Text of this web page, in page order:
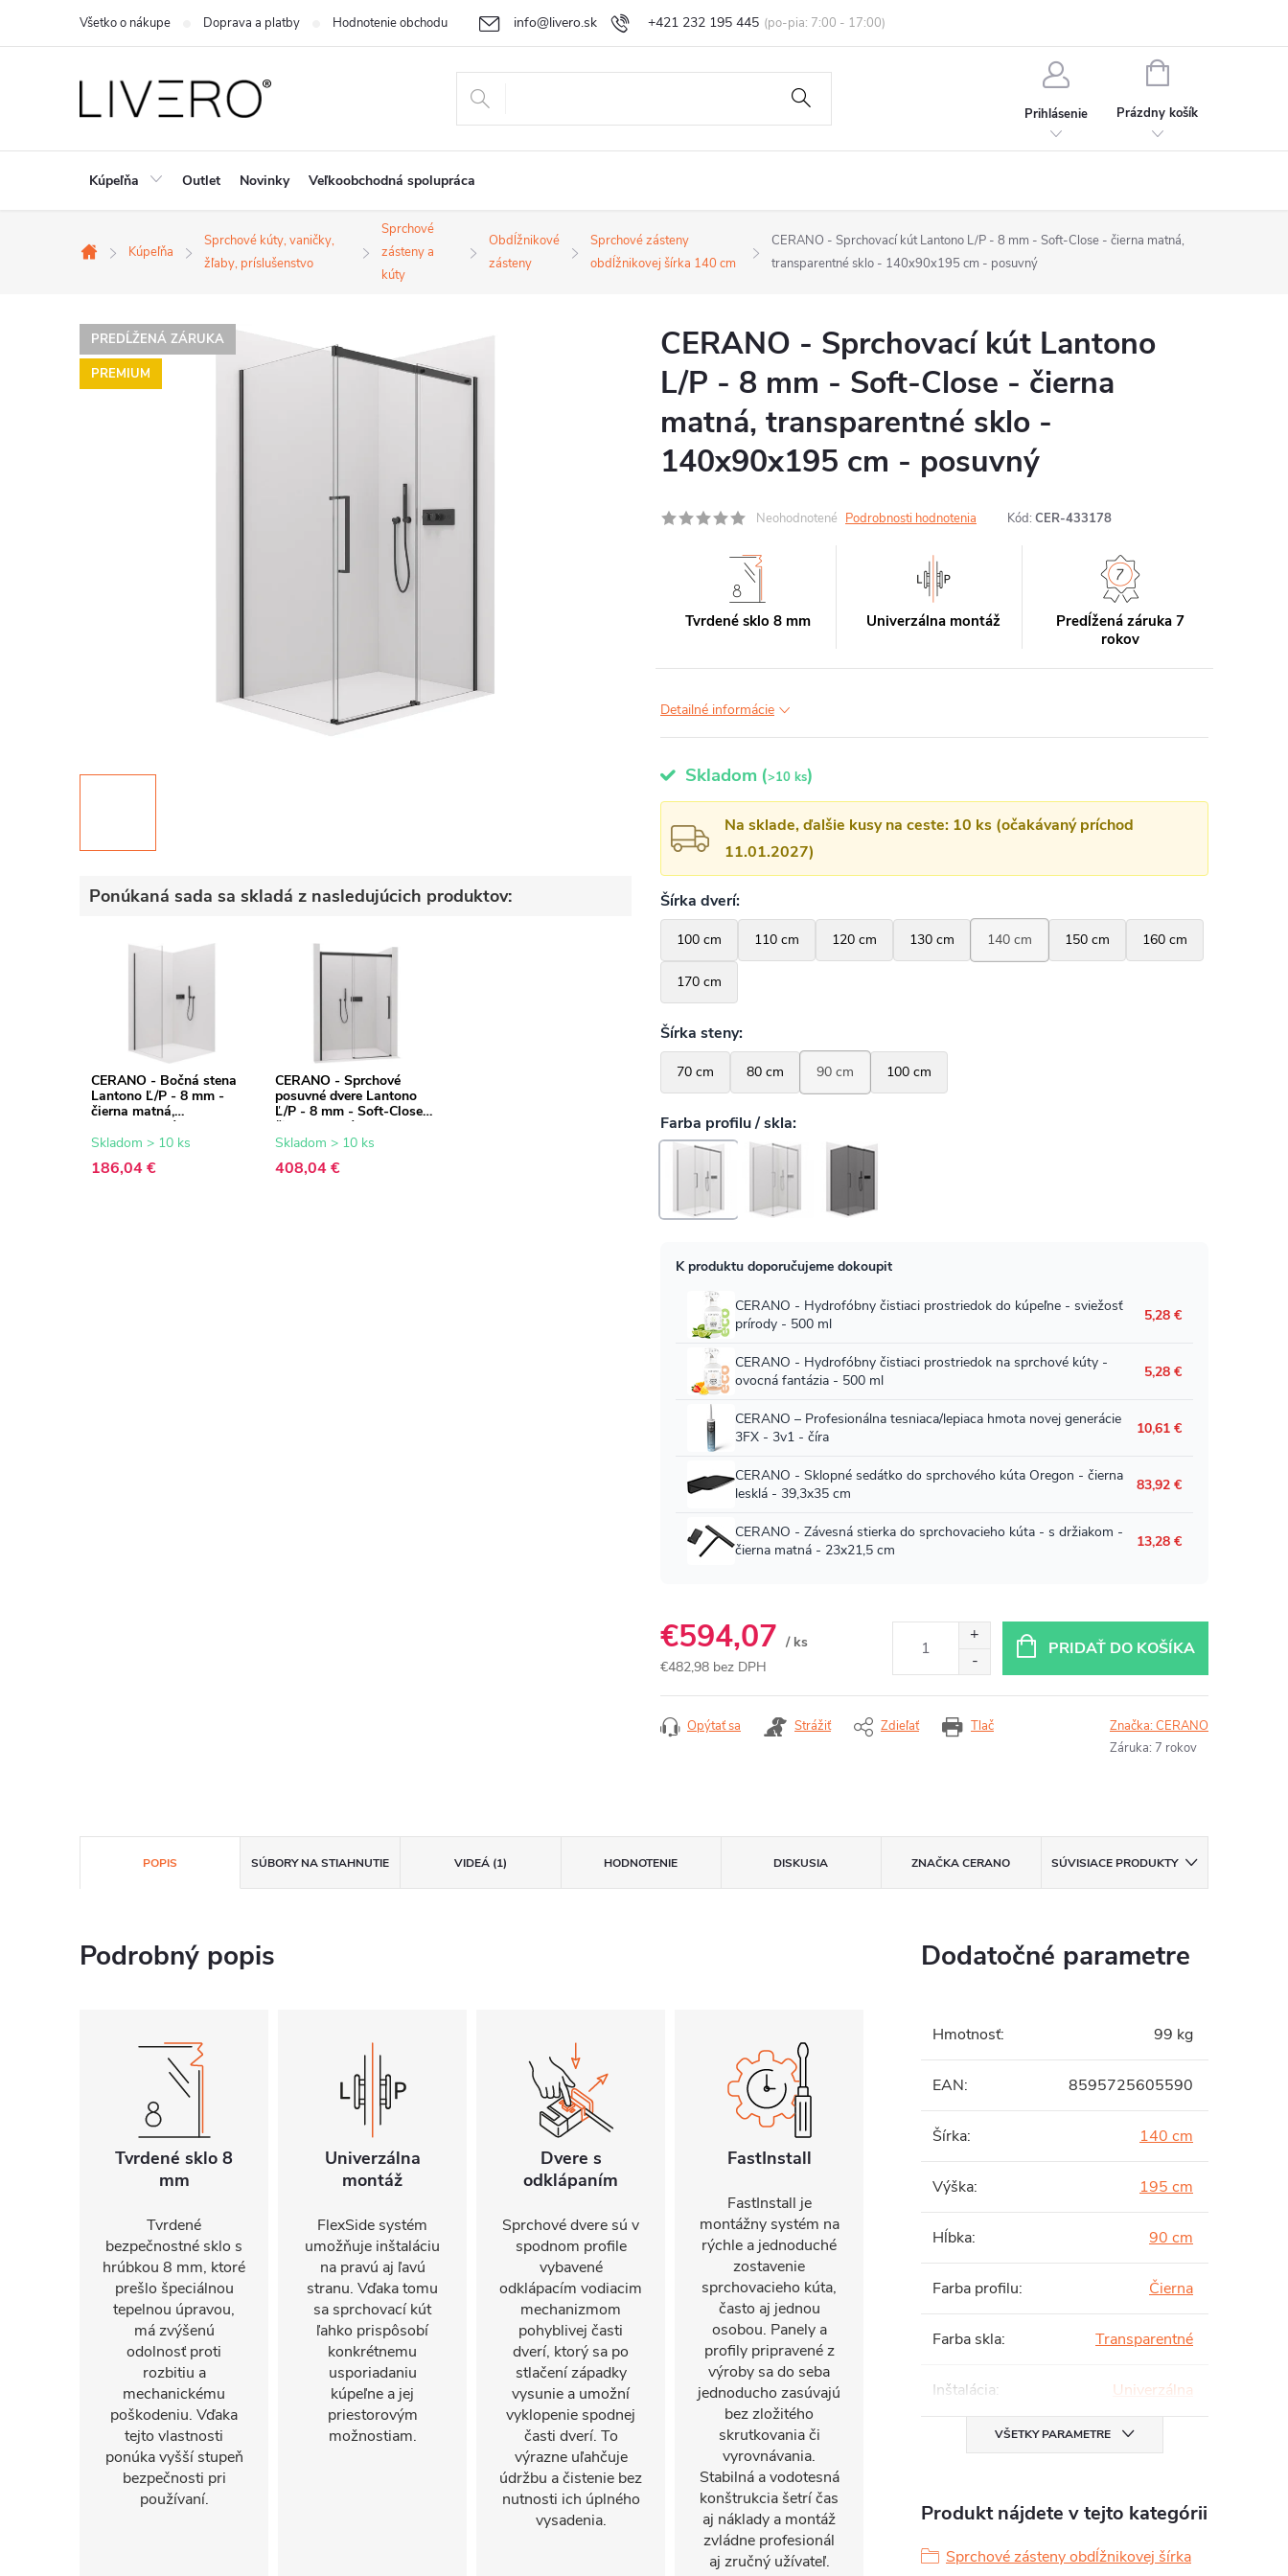
+421 232 195 445
info@livero.sk
Všetko o nákupe Doprava a platby Hodnotenie obchodu Vrátenie tovaru a reklamácia Obchodné podmienky Podmienky ochrany osobných údajov
Prihlásenie
NÁKUPNÝ
Prázdny košík
Kúpeľňa Outlet Novinky Veľkoobchodná spolupráca
Domov
Kúpeľňa
Sprchové kúty, vaničky,
žľaby, príslušenstvo
Sprchové
zásteny a
kúty
Obdĺžnikové
zásteny
Sprchové zásteny
obdĺžnikovej šírka 140 cm
CERANO - Sprchovací kút Lantono L/P - 8 mm - Soft-Close - čierna matná,
transparentné sklo - 140x90x195 cm - posuvný
PREDĹŽENÁ ZÁRUKA
PREMIUM
Ponúkaná sada sa skladá z nasledujúcich produktov:
CERANO - Bočná stena
Lantono Ľ/P - 8 mm -
čierna matná,
transparentné sklo -
90x195 cm
Skladom > 10 ks
186,04 €
CERANO - Sprchové
posuvné dvere Lantono
Ľ/P - 8 mm - Soft-Close -
čierna matná,
transparentné sklo -
Skladom > 10 ks
408,04 €
CERANO - Sprchovací kút Lantono
L/P - 8 mm - Soft-Close - čierna
matná, transparentné sklo -
140x90x195 cm - posuvný
Neohodnotené Podrobnosti hodnotenia Kód: CER-433178
Tvrdené sklo 8 mm Univerzálna montáž
Predĺžená záruka 7
rokov
Detailné informácie
Skladom (>10 ks)
Na sklade, ďalšie kusy na ceste: 10 ks (očakávaný príchod
11.01.2027)
€594,07 / ks
€482,98 bez DPH
PRIDAŤ DO KOŠÍKA
Tlač
Opýtať sa Strážiť Zdieľať Značka:CERANO
Záruka: 7 rokov
POPIS SÚBORY NA STIAHNUTIE VIDEÁ (1) HODNOTENIE DISKUSIA ZNAČKACERANO SÚVISIACE PRODUKTY
Podrobný popis
Tvrdené sklo 8
mm
Tvrdené
bezpečnostné sklo s
hrúbkou 8 mm, ktoré
prešlo špeciálnou
tepelnou úpravou,
má zvýšenú
odolnosť proti
rozbitiu a
mechanickému
poškodeniu. Vďaka
tejto vlastnosti
ponúka vyšší stupeň
bezpečnosti pri
používaní.
Univerzálna
montáž
FlexSide systém
umožňuje inštaláciu
na pravú aj ľavú
stranu. Vďaka tomu
sa sprchovací kút
ľahko prispôsobí
konkrétnemu
usporiadaniu
kúpeľne a jej
priestorovým
možnostiam.
Dvere s
odklápaním
Sprchové dvere sú v
spodnom profile
vybavené
odklápacím vodiacim
mechanizmom
pohyblivej časti
dverí, ktorý sa po
stlačení západky
vysunie a umožní
vyklopenie spodnej
časti dverí. To
výrazne uľahčuje
údržbu a čistenie bez
nutnosti ich úplného
vysadenia.
FastInstall
FastInstall je
montážny systém na
rýchle a jednoduché
zostavenie
sprchovacieho kúta,
často aj jednou
osobou. Panely a
profily pripravené z
výroby sa do seba
jednoducho zasúvajú
bez zložitého
skrutkovania či
vyrovnávania.
Stabilná a vodotesná
konštrukcia šetrí čas
aj náklady a montáž
zvládne profesionál
aj zručný užívateľ.
Dodatočné parametre
Hmotnosť: 99 kg
EAN: 8595725605590
Šírka: 140 cm
Výška: 195 cm
Hĺbka: 90 cm
Farba profilu: Čierna
Farba skla: Transparentné
Inštalácia: Univerzálna
VŠETKY PARAMETRE
Produkt nájdete v tejto kategórii
Sprchové zásteny obdĺžnikovej šírka